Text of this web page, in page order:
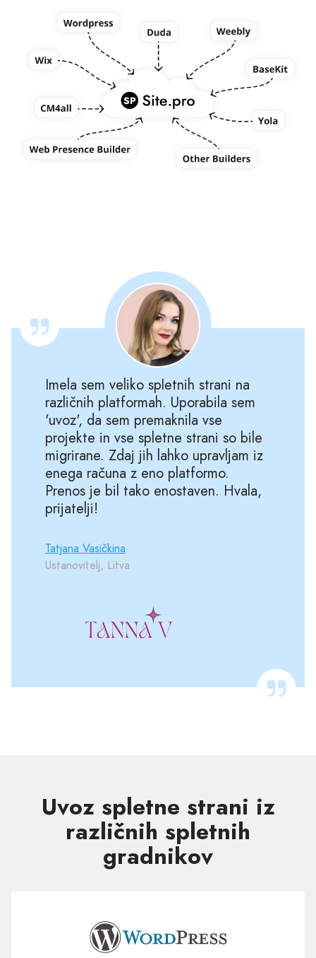
Imela sem veliko spletnih strani na
različnih platformah. Uporabila sem
'uvoz', da sem premaknila vse
projekte in vse spletne strani so bile
migrirane. Zdaj jih lahko upravljam iz
enega računa z eno platformo.
Prenos je bil tako enostaven. Hvala,
prijatelji!
Tatjana Vasičkina
Ustanovitelj, Litva
Uvoz spletne strani iz
različnih spletnih
gradnikov